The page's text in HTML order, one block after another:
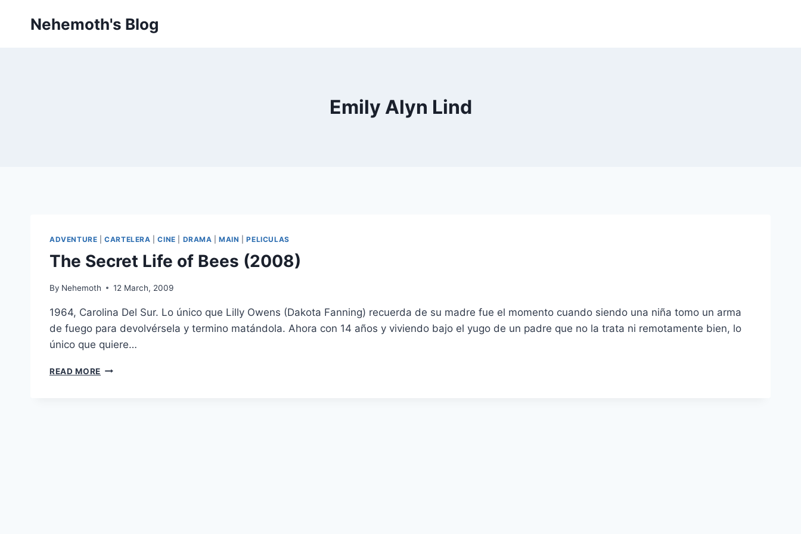
Nehemoth's Blog
Emily Alyn Lind
ADVENTURE |CARTELERA |CINE DRAMA |MAIN |PELICULAS
The Secret Life of Bees (2008)
By Nehemoth 12 March, 2009
1964, Carolina Del Sur. Lo único que Lilly Owens (Dakota Fanning) recuerda de su madre fue el momento cuando siendo una niña tomo un arma
de fuego para devolvérsela y termino matándola. Ahora con 14 años y viviendo bajo el yugo de un padre que no la trata ni remotamente bien, lo
único que quiere…
READ MORE THE